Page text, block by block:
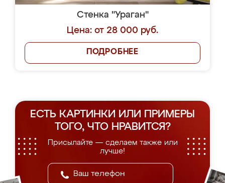
Стенка "Ураган"
Цена: от 28 000 руб.
ПОДРОБНЕЕ
ЕСТЬ КАРТИНКИ ИЛИ ПРИМЕРЫ
ТОГО, ЧТО НРАВИТСЯ?
Присылайте — сделаем также или
лучше!